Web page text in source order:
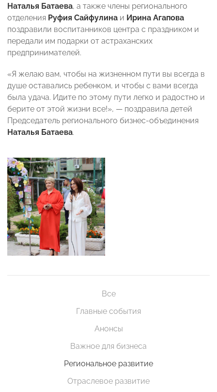
Наталья Батаева, а также члены регионального
отделения Руфия Сайфулина и Ирина Агапова
поздравили воспитанников центра с праздником и
передали им подарки от астраханских
предпринимателей.
«Я желаю вам, чтобы на жизненном пути вы всегда в
душе оставались ребенком, и чтобы с вами всегда
была удача. Идите по этому пути легко и радостно и
берите от этой жизни все!», — поздравила детей
Председатель регионального бизнес-объединения
Наталья Батаева.
Все
Главные события
Анонсы
Важное для бизнеса
Региональное развитие
Отраслевое развитие